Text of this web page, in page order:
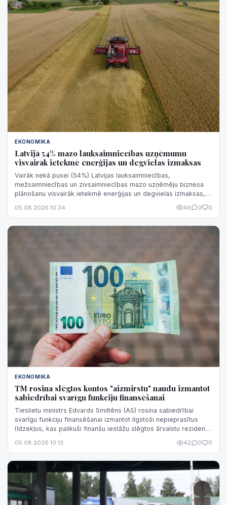
EKONOMIKA
Latvijā 54% mazo lauksaimniecības uzņēmumu
visvairāk ietekmē enerģijas un degvielas izmaksas
Vairāk nekā pusei (54%) Latvijas lauksaimniecības,
mežsaimniecības un zivsaimniecības mazo uzņēmēju biznesa
plānošanu visvairāk ietekmē enerģijas un degvielas izmaksas,
05.08.2026 10:34 49 0 0
EKONOMIKA
TM rosina slēgtos kontos "aizmirstu" naudu izmantot
sabiedrībai svarīgu funkciju finansēšanai
Tieslietu ministrs Edvards Smiltēns (AS) rosina sabiedrībai
svarīgu funkciju finansēšanai izmantot ilgstoši nepieprasītus
līdzekļus, kas palikuši finanšu iestāžu slēgtos ārvalstu rezidentu
05.08.2026 10:13 42 0 0